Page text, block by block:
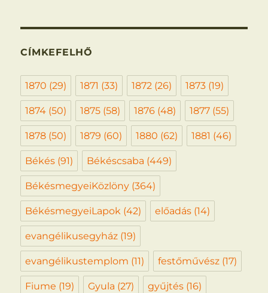
CÍMKEFELHŐ
1870 (29) 1871 (33) 1872 (26) 1873 (19)
1874 (50) 1875 (58) 1876 (48) 1877 (55)
1878 (50) 1879 (60) 1880 (62) 1881 (46)
Békés (91) Békéscsaba (449)
BékésmegyeiKözlöny (364)
BékésmegyeiLapok (42) előadás (14)
evangélikusegyház (19)
evangélikustemplom (11) festőművész (17)
Fiume (19) Gyula (27) gyűjtés (16)